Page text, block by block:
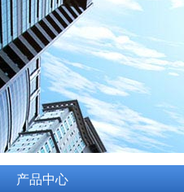
产品中心